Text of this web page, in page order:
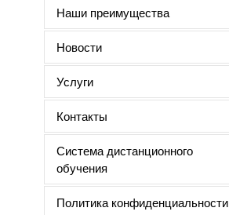
Наши преимущества
Новости
Услуги
Контакты
Система дистанционного
обучения
Политика конфиденциальности